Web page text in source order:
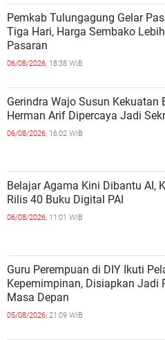
Pemkab Tulungagung Gelar
Tiga Hari, Harga Sembako
Pasaran
06/08/2026, 18:38 WIB
Gerindra Wajo Susun Kekuatan
Herman Arif Dipercaya Jadi
06/08/2026, 16:02 WIB
Belajar Agama Kini Dibantu AI,
Rilis 40 Buku Digital PAI
06/08/2026, 11:01 WIB
Guru Perempuan di DIY Ikuti
Kepemimpinan, Disiapkan Jadi
Masa Depan
05/08/2026, 21:09 WIB